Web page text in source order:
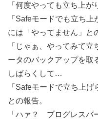
「何度やっても立ち上が
「Safeモードでも立ち
には「やってません」と
「じゃぁ、やってみて
ータのバックアップを取
しばらくして…
「Safeモードで立ち上げ
との報告。
「ハァ？ プログレス